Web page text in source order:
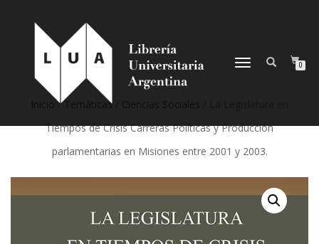
NAVEGACIÓN
0
/Temáticas
Tiempos de Crisis Carreras Políticas y Producción
parlamentarias en Misiones entre 2001 y 2003.